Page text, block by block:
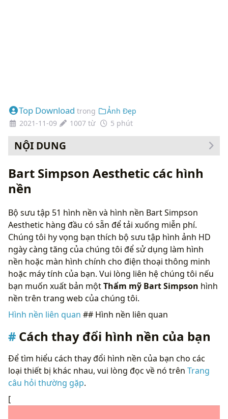
Top Download trong
Ảnh Đẹp
2021-11-09
1007 từ 5 phút
NỘI DUNG
Bart Simpson Aesthetic các hình
nền
Bộ sưu tập 51 hình nền và hình nền Bart Simpson
Aesthetic hàng đầu có sẵn để tải xuống miễn phí.
Chúng tôi hy vọng bạn thích bộ sưu tập hình ảnh HD
ngày càng tăng của chúng tôi để sử dụng làm hình
nền hoặc màn hình chính cho điện thoại thông minh
hoặc máy tính của bạn. Vui lòng liên hệ chúng tôi nếu
bạn muốn xuất bản mộtThẩm mỹ Bart Simpson hình
nền trên trang web của chúng tôi.
Hình nền liên quan ## Hình nền liên quan
Cách thay đổi hình nền của bạn
Để tìm hiểu cách thay đổi hình nền của bạn cho các
loại thiết bị khác nhau, vui lòng đọc về nó trên Trang
câu hỏi thường gặp.
[